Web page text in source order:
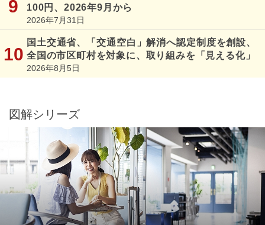
100円、2026年9月から
2026年7月31日
国土交通省、「交通空白」解消へ認定制度を創設、
全国の市区町村を対象に、取り組みを「見える化」
2026年8月5日
図解シリーズ